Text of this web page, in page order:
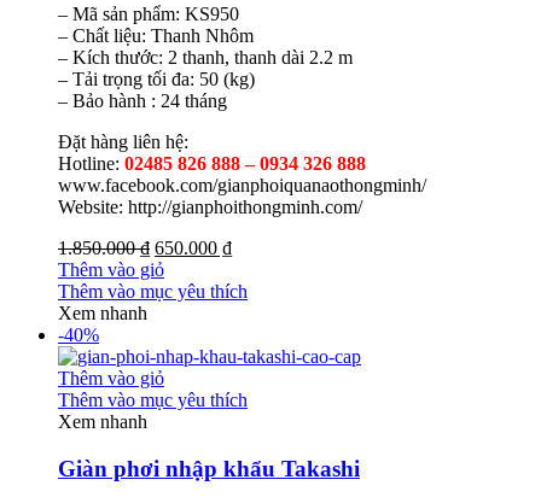
– Mã sản phẩm: KS950
– Chất liệu: Thanh Nhôm
– Kích thước: 2 thanh, thanh dài 2.2 m
– Tải trọng tối đa: 50 (kg)
– Bảo hành : 24 tháng
Đặt hàng liên hệ:
Hotline: 02485 826 888 – 0934 326 888
www.facebook.com/gianphoiquanaothongminh/
Website: http://gianphoithongminh.com/
1.850.000 ₫ 650.000 ₫
Thêm vào giỏ
Thêm vào mục yêu thích
Xem nhanh
-40%
Thêm vào giỏ
Thêm vào mục yêu thích
Xem nhanh
Giàn phơi nhập khẩu Takashi